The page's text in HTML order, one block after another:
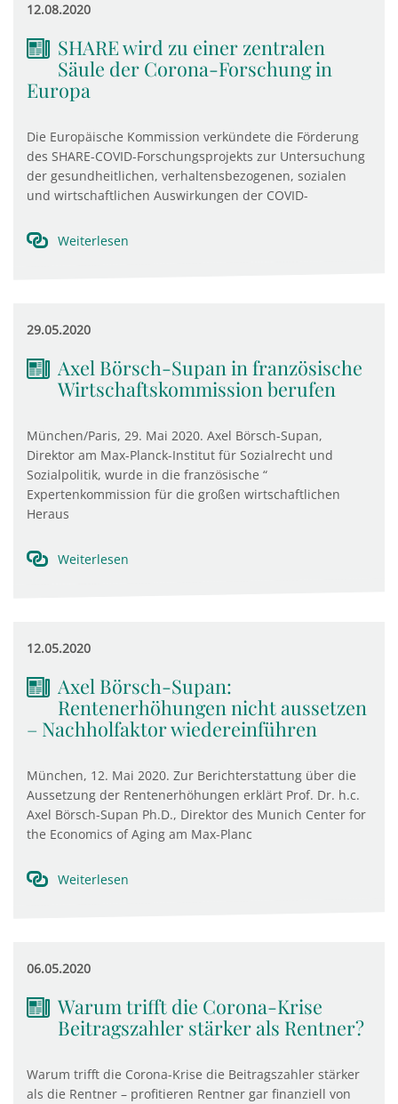
12.08.2020
SHARE wird zu einer zentralen
Säule der Corona-Forschung in
Europa
Die Europäische Kommission verkündete die Förderung
des SHARE-COVID-Forschungsprojekts zur Untersuchung
der gesundheitlichen, verhaltensbezogenen, sozialen
und wirtschaftlichen Auswirkungen der COVID-
Weiterlesen
29.05.2020
Axel Börsch-Supan in französische
Wirtschaftskommission berufen
München/Paris, 29. Mai 2020. Axel Börsch-Supan,
Direktor am Max-Planck-Institut für Sozialrecht und
Sozialpolitik, wurde in die französische “
Expertenkommission für die großen wirtschaftlichen
Heraus
Weiterlesen
12.05.2020
Axel Börsch-Supan:
Rentenerhöhungen nicht aussetzen
– Nachholfaktor wiedereinführen
München, 12. Mai 2020. Zur Berichterstattung über die
Aussetzung der Rentenerhöhungen erklärt Prof. Dr. h.c.
Axel Börsch-Supan Ph.D., Direktor des Munich Center for
the Economics of Aging am Max-Planc
Weiterlesen
06.05.2020
Warum trifft die Corona-Krise
Beitragszahler stärker als Rentner?
Warum trifft die Corona-Krise die Beitragszahler stärker
als die Rentner – profitieren Rentner gar finanziell von